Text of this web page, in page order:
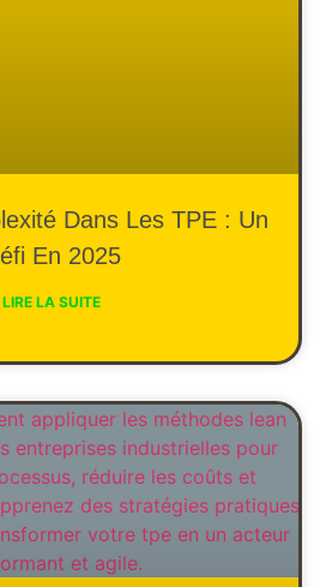
Dans Les TPE : Un
En 2025
LIRE LA SUITE